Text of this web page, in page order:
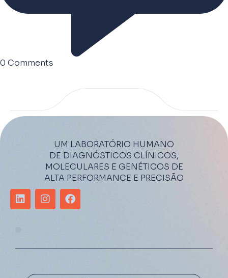
0 Comments
UM LABORATÓRIO HUMANO
DE DIAGNÓSTICOS CLÍNICOS,
MOLECULARES E GENÉTICOS DE
ALTA PERFORMANCE E PRECISÃO